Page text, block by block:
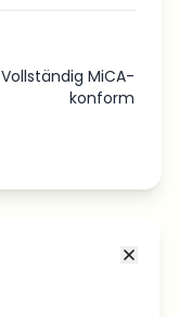
Vollständig MiCA-
konform